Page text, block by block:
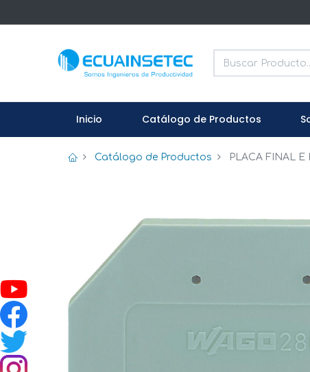
Inicio Catálogo de Productos
Catálogo de Productos PLACA FINAL E